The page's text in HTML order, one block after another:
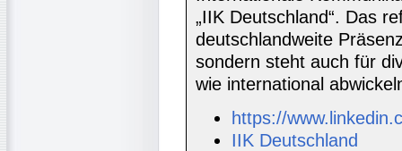
„IIK Deutschland“. Das
deutschlandweite
sondern steht auch für
wie international
https://
IIK Deutschland